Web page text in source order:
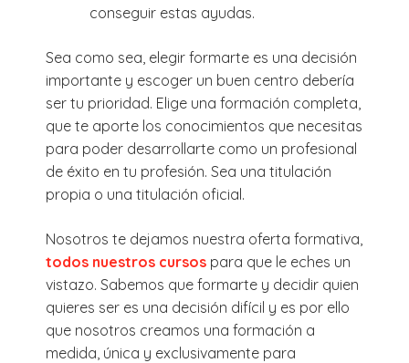
conseguir estas ayudas.
Sea como sea, elegir formarte es una decisión
importante y escoger un buen centro debería
ser tu prioridad. Elige una formación completa,
que te aporte los conocimientos que necesitas
para poder desarrollarte como un profesional
de éxito en tu profesión. Sea una titulación
propia o una titulación oficial.
Nosotros te dejamos nuestra oferta formativa,
todos nuestros cursos para que le eches un
vistazo. Sabemos que formarte y decidir quien
quieres ser es una decisión difícil y es por ello
que nosotros creamos una formación a
medida, única y exclusivamente para